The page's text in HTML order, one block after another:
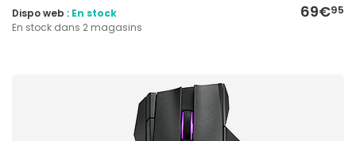
69€95
Dispo web : En stock
En stock dans 2 magasins